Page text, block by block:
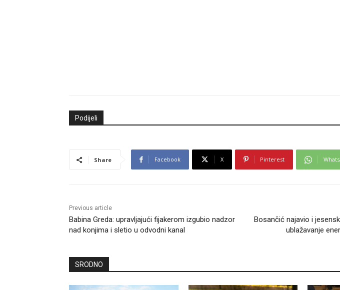
Podijeli
Share Facebook X Pinterest
Previous article
Babina Greda: upravljajući fijakerom izgubio nadzor
nad konjima i sletio u odvodni kanal
Bosančić najavio i
ublažavanje
SRODNO